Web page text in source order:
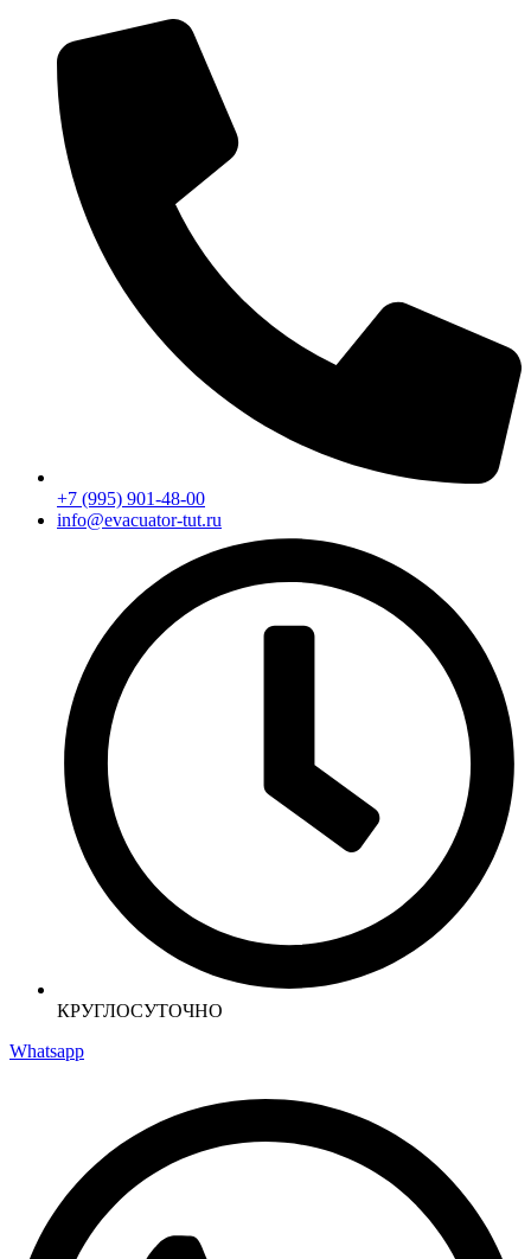
содержимому
+7 (995) 901-48-00
info@evacuator-tut.ru
КРУГЛОСУТОЧНО
Whatsapp